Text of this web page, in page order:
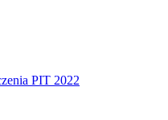
PIT 2022